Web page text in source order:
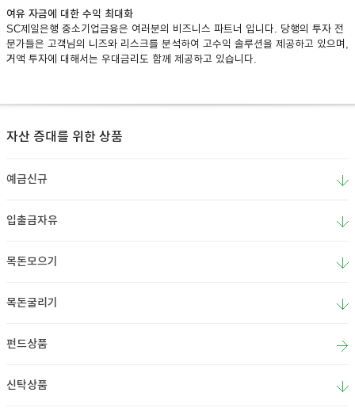
창 닫
여유 자금에 대한 수익 최대화
SC제일은행 중소기업금융은 여러분의 비즈니스 파트너 입니다. 당행의 투자 전
문가들은 고객님의 니즈와 리스크를 분석하여 고수익 솔루션을 제공하고 있으며,
거액 투자에 대해서는 우대금리도 함께 제공하고 있습니다.
자산 증대를 위한 상품
예금신규
입출금자유
목돈모으기
목돈굴리기
펀드상품
신탁상품